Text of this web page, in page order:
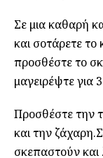
Σε μια καθαρή
και σοτάρετε το
προσθέστε το
μαγειρέψτε για
Προσθέστε την
και την
σκεπαστούν και